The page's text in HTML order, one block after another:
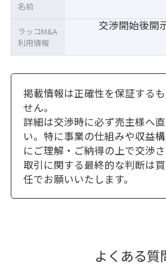
交渉開始後開
名前
ラッコM&A
利用情報
掲載情報は正確性を保証する
せん。
詳細は交渉時に必ず売主様へ
い。特に事業の仕組みや収益
にご理解・ご納得の上で交渉さ
取引に関する最終的な判断は
任でお願いいたします。
よくある質